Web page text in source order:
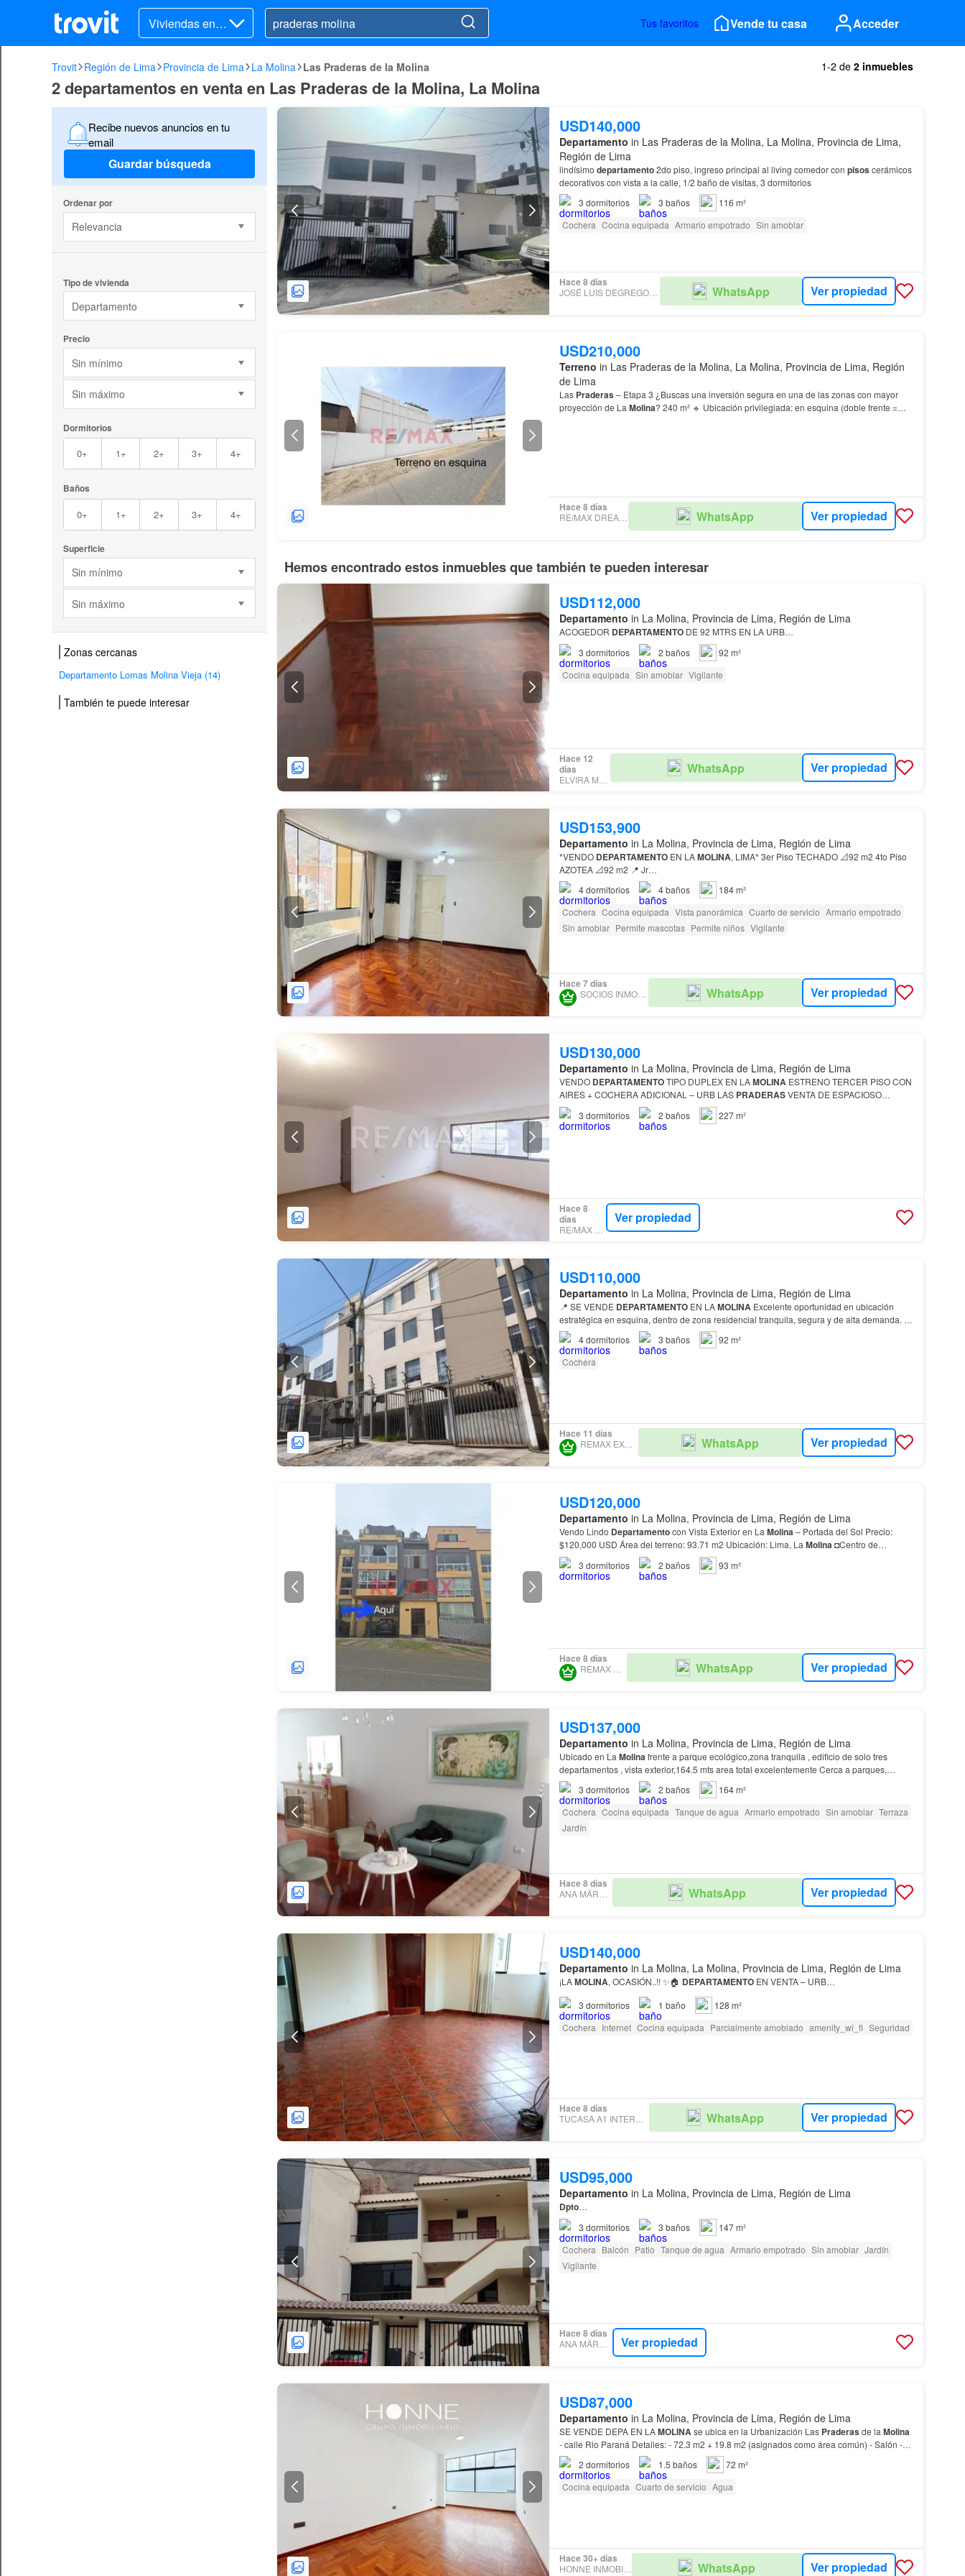
Viviendas en v
enta
Tus favoritos Vende tu casa Acceder
Trovit Región de Lima Provincia de Lima La Molina Las Praderas de la Molina 1-2 de 2 inmuebles
2 departamentos en venta en Las Praderas de la Molina, La Molina
Recibe nuevos anuncios en tu
email
Guardar búsqueda
Ordenar por
Relevancia
Tipo de vivienda
Departamento
Precio
Sin mínimo
Sin máximo
Dormitorios
0+ 1+ 2+ 3+ 4+
Baños
0+ 1+ 2+ 3+ 4+
Superficie
Sin mínimo
Sin máximo
Zonas cercanas
Departamento Lomas Molina Vieja (14)
También te puede interesar
USD140,000
Departamento in Las Praderas de la Molina, La Molina, Provincia de Lima,
Región de Lima
lindísimo departamento2do piso, ingreso principal al living comedor con pisos cerámicos
decorativos con vista a la calle, 1/2 baño de visitas, 3 dormitorios
3 dormitorios 3 baños
116 m²
Cochera Cocina equipada Armario empotrado Sin amoblar
Hace 8 días
JOSÉ LUIS DEGREGORI QUIMPER WhatsApp Ver propiedad
USD210,000
Terreno in Las Praderas de la Molina, La Molina, Provincia de Lima, Región
de Lima
Las Praderas – Etapa 3 ¿Buscas una inversión segura en una de las zonas con mayor
proyección de La Molina? 240 m² 🔹 Ubicación privilegiada: en esquina (doble frente =
Hace 8 días
RE/MAX DREAMS PE WhatsApp Ver propiedad
Hemos encontrado estos inmuebles que también te pueden interesar
USD112,000
Departamento in La Molina, Provincia de Lima, Región de Lima
ACOGEDOR DEPARTAMENTODE 92 MTRS EN LA URB…
3 dormitorios 2 baños
92 m²
Cocina equipada Sin amoblar Vigilante
Hace 12
días
ELVIRA MUÑIZ
WhatsApp Ver propiedad
USD153,900
Departamento in La Molina, Provincia de Lima, Región de Lima
*VENDO DEPARTAMENTOEN LAMOLINA, LIMA* 3er Piso TECHADO 📐92 m2 4to Piso
AZOTEA 📐92 m2 📍 Jr…
4dormitorios 4baños
184 m²
Cochera Cocina equipada Vista panorámica Cuarto de servicio Armario empotrado
Sin amoblar Permite mascotas Permite niños Vigilante
Hace 7 días
SOCIOS INMOBILIARIOS WhatsApp Ver propiedad
USD130,000
Departamento in La Molina, Provincia de Lima, Región de Lima
VENDO DEPARTAMENTOTIPO DUPLEX EN LAMOLINA ESTRENO TERCER PISO CON
AIRES + COCHERA ADICIONAL – URB LAS PRADERASVENTA DE ESPACIOSO
DEPARTAMENTO
DE ESTRENO Aires con conexiones y ductos listos para construcción.
*** Cochera…
3 dormitorios 2 baños 227 m²
Hace 8
días
RE/MAX PRO
Ver propiedad
USD110,000
Departamento in La Molina, Provincia de Lima, Región de Lima
📍 SE VENDE DEPARTAMENTOEN LAMOLINA Excelente oportunidad en ubicación
estratégica en esquina, dentro de zona residencial tranquila, segura y de alta demanda. 📍
Dirección: Calle Río Paraná, cuadra 2,Dpto
4dormitorios 3 baños
92 m²
Cochera
Hace 11 días
REMAX EXCLUSIVE WhatsApp Ver propiedad
USD120,000
Departamento in La Molina, Provincia de Lima, Región de Lima
Vendo Lindo Departamentocon Vista Exterior en La Molina– Portada del Sol Precio:
$120,000 USD Área del terreno: 93.71 m2 Ubicación: Lima, La Molina◘Centro de
convenciones las
praderas , Plaza biblioteca de la
3 dormitorios 2 baños 93 m²
Hace 8 días
WhatsApp Ver propiedad
USD137,000
Departamento in La Molina, Provincia de Lima, Región de Lima
Ubicado en La Molina
departamentos , vista exterior,164.5 mts area total excelentemente Cerca a parques,
colegios Jean Piaget, comisaria, Iglesia, Universidad…
3 dormitorios 2 baños
164 m²
Cochera Cocina equipada Tanque de agua Armario empotrado Sin amoblar Terraza
Jardín
Hace 8 días
WhatsApp Ver propiedad
USD140,000
Departamento in La Molina, La Molina, Provincia de Lima, Región de Lima
¡LAMOLINA , OCASIÓN..!! ✨🏠 DEPARTAMENTOEN VENTA – URB…
3 dormitorios 1 baño
128 m²
Cochera Internet Cocina equipada Parcialmente amoblado amenity_wi_fi Seguridad
Hace 8 días
WhatsApp Ver propiedad
USD95,000
Departamento in La Molina, Provincia de Lima, Región de Lima
Dpto…
3 dormitorios 3 baños
147 m²
Cochera Balcón Patio Tanque de agua Armario empotrado Sin amoblar Jardín
Vigilante
Hace 8 días
Ver propiedad
USD87,000
Departamento in La Molina, Provincia de Lima, Región de Lima
SE VENDE DEPA EN LAMOLINAse ubica en la Urbanización Las Praderas de la Molina
- calle Rio Paraná Detalles: - 72.3 m2 + 19.8 m2 (asignados como área común) - Salón -
vista interna - Piso 2 - cocina cerrada remodelada - 1…
2 dormitorios 1.5 baños
72 m²
Cocina equipada Cuarto de servicio Agua
Hace 30+ días
HONNE INMOBILIARIA WhatsApp Ver propiedad